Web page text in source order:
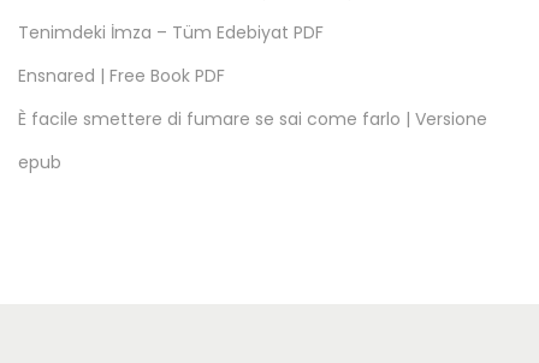
c
r
e
Tenimdeki İmza – Tüm Edebiyat PDF
Ensnared | Free Book PDF
È facile smettere di fumare se sai come farlo | Versione
epub